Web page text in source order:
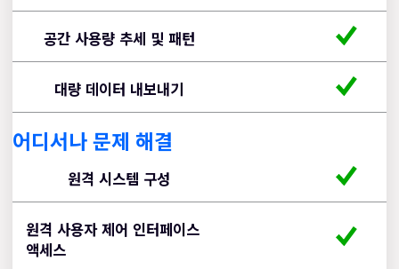
공간 사용량 추세 및 패턴
대량 데이터 내보내기
어디서나 문제 해결
원격 시스템 구성
원격 사용자 제어 인터페이스
액세스